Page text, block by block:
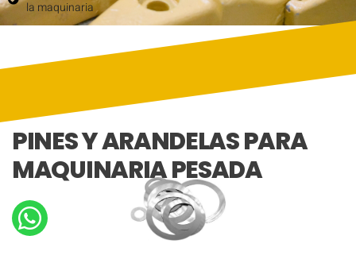
la maquinaria
PINES Y ARANDELAS PARA
MAQUINARIA PESADA